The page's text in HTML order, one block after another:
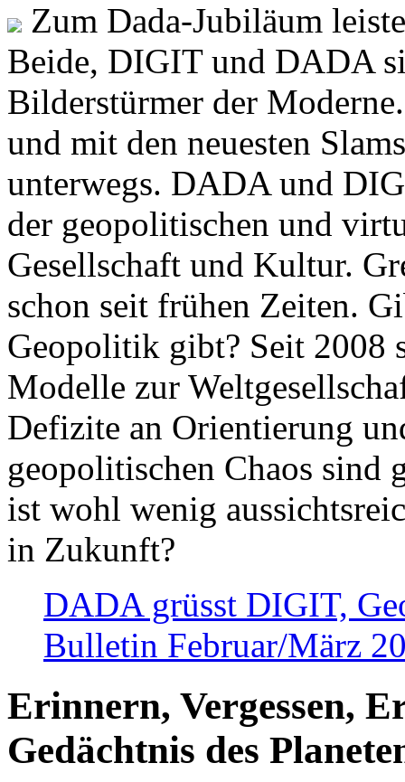
Zum Dada-Jubiläum
Beide, DIGIT und DADA
Bilderstürmer der
und mit den neuesten
unterwegs. DADA und
der geopolitischen und
Gesellschaft und Kultur.
schon seit frühen Zeiten.
Geopolitik gibt? Seit 2008
Modelle zur
Defizite an Orientierung
geopolitischen Chaos sind
ist wohl wenig
in Zukunft?
DADA grüsst DIGIT,
Bulletin Februar/März
Erinnern, Vergessen,
Gedächtnis des